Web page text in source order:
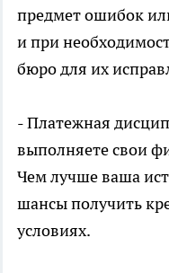
предмет ошибок
и при
бюро для их
- Платежная
выполняете свои
Чем лучше ваша
шансы получить
условиях.